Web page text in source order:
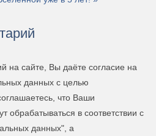
на сайте, Вы даёте согласие на
данных с целью
что Ваши
обрабатываться в соответствии с
данных", а